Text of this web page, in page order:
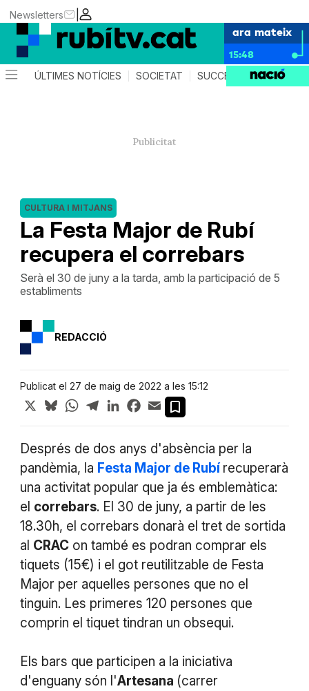
|
Newsletters
ara mateix
15:48
ÚLTIMES NOTÍCIES SOCIETAT SUCCESSOS
La Festa Major de Rubí
recupera el correbars
CULTURA I MITJANS
Serà el 30 de juny a la tarda, amb la participació de 5
establiments
REDACCIÓ
Publicat el 27 de maig de 2022 a les 15:12
X BlueskyWhatsApp
TelegramLinkedInFacebook
Email
Després de dos anys d'absència per la
pandèmia, la Festa Major de Rubí recuperarà
una activitat popular que ja és emblemàtica:
el correbars. El 30 de juny, a partir de les
18.30h, el correbars donarà el tret de sortida
al CRACon també es podran comprar els
tiquets (15€) i el got reutilitzable de Festa
Major per aquelles persones que no el
tinguin. Les primeres 120 persones que
comprin el tiquet tindran un obsequi.
Els bars que participen a la iniciativa
d'enguany són l'Artesana (carrer